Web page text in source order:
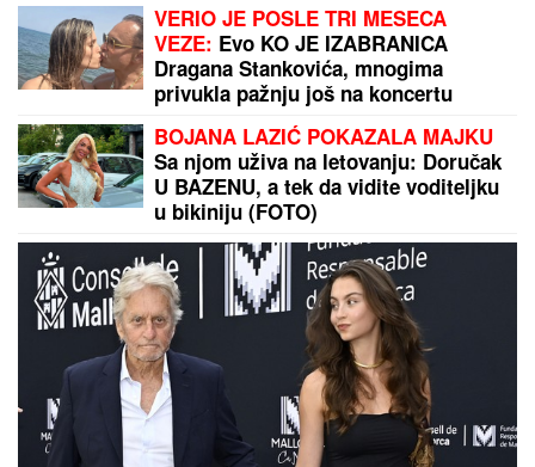
VERIO JE POSLE TRI MESECA
VEZE: Evo KO JE IZABRANICA
Dragana Stankovića, mnogima
privukla pažnju još na koncertu
poznate pevačice!
BOJANA LAZIĆ POKAZALA MAJKU
Sa njom uživa na letovanju: Doručak
U BAZENU, a tek da vidite voditeljku
u bikiniju (FOTO)